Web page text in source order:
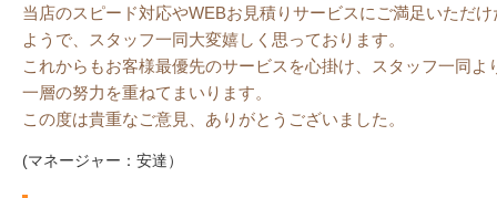
当店のスピード対応やWEBお見積りサービスにご満足いただけ
ようで、スタッフ一同大変嬉しく思っております。
これからもお客様最優先のサービスを心掛け、スタッフ一同よ
一層の努力を重ねてまいります。
この度は貴重なご意見、ありがとうございました。
(マネージャー：安達）